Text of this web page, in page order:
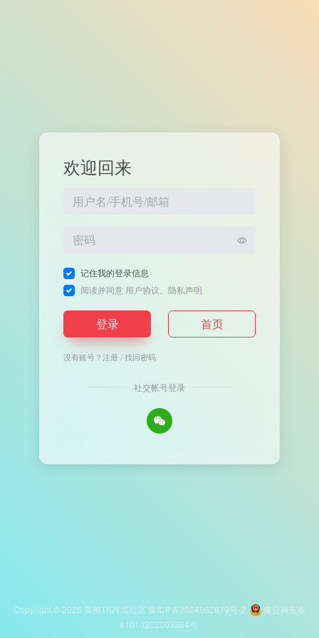
欢迎回来
记住我的登录信息
阅读并同意 用户协议 隐私声明
登录 首页
没有账号？注册/找回密码
社交帐号登录
Copyright © 2026 莫卿TK跨境社区 豫ICP备2024062679号-2
豫公网安备
41010202003364号